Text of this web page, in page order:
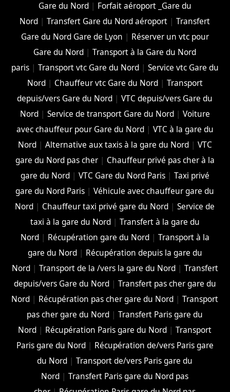
Gare du Nord| Forfait aéroport _Gare du
Nord |Transfert Gare du Nord aéroport |Transfert
Gare du Nord Gare de Lyon | Réserver un vtc pour
Gare du Nord |Transport à la Gare du Nord
paris| Transport vtc Gare du Nord| Service vtc Gare du
Nord| Chauffeur vtc Gare du Nord| Transport
depuis/vers Gare du Nord |VTC depuis/vers Gare du
Nord| Service de transport Gare du Nord| Voiture
avec chauffeur pour Gare du Nord| VTC à la gare du
Nord| Alternative aux taxis à la gare du Nord| VTC
gare du Nord pas cher| Chauffeur privé pas cher à la
gare du Nord| VTC Gare du Nord Paris| Taxi privé
gare du Nord Paris |Véhicule avec chauffeur gare du
Nord | Chauffeur taxi privé gare du Nord |Service de
taxi à la gare du Nord| Transfert à la gare du
Nord| Récupération gare du Nord| Transport à la
gare du Nord| Récupération depuis la gare du
Nord| Transport de la /vers la gare du Nord| Transfert
depuis/vers Gare du Nord| Transfert pas cher gare du
Nord | Récupération pas cher gare du Nord |Transport
pas cher gare du Nord |Transfert Paris gare du
Nord | Récupération Paris gare du Nord |Transport
Paris gare du Nord| Récupération de/vers Paris gare
du Nord |Transport de/vers Paris gare du
Nord |Transfert Paris gare du Nord pas